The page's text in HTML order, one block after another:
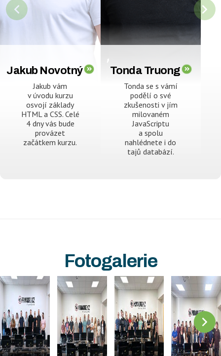
Jakub Novotný
Jakub vám
v úvodu kurzu
osvojí základy
HTML a CSS. Celé
4 dny vás bude
provázet
začátkem kurzu.
Tonda Truong
Tonda se s vámí
podělí o své
zkušenosti v jím
milovaném
JavaScriptu
a spolu
nahlédnete i do
tajů databází.
Fotogalerie